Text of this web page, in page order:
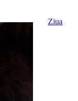
Ziua